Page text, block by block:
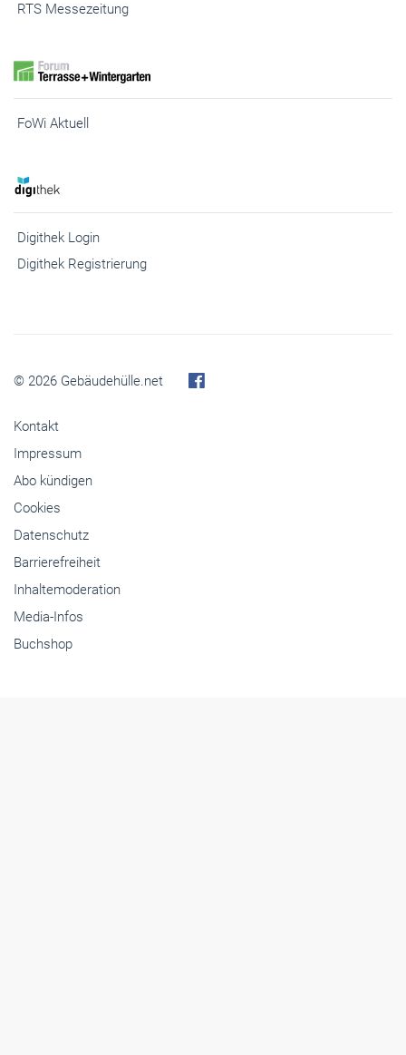
RTS Messezeitung
FoWi Aktuell
Digithek Login
Digithek Registrierung
© 2026 Gebäudehülle.net
Kontakt
Impressum
Abo kündigen
Cookies
Datenschutz
Barrierefreiheit
Inhaltemoderation
Media-Infos
Buchshop